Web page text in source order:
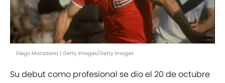
Diego Maradona | Getty Images/Getty Images
Su debut como profesional se dio el 20 de octubre